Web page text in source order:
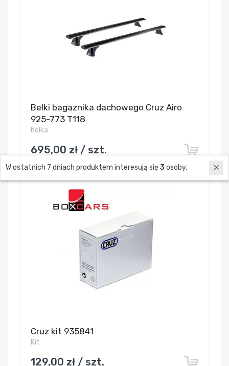
Belki bagaznika dachowego Cruz Airo
925-773 T118
belka
695,00 zł / szt.
Cruz kit 935841
Kit
129,00 zł / szt.
W ostatnich 7 dniach produktem interesują się3 osoby.